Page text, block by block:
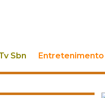
Sbn Entretenimento